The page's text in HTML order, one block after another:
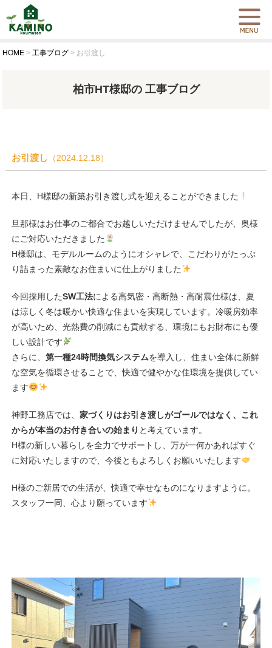
HOME >工事ブログ > お引渡し
柏市HT様邸の 工事ブログ
お引渡し （2024.12.18）
本日、H様邸の新築お引き渡し式を迎えることができました
旦那様はお仕事のご都合でお越しいただけませんでしたが、奥様
にご対応いただきました
H様邸は、モデルルームのようにオシャレで、こだわりがたっぷ
り詰まった素敵なお住まいに仕上がりました
今回採用したSW工法による高気密・高断熱・高耐震仕様は、夏
は涼しく冬は暖かい快適な住まいを実現しています。冷暖房効率
が高いため、光熱費の削減にも貢献する、環境にもお財布にも優
しい設計です
さらに、 第一種24時間換気システムを導入し、住まい全体に新鮮
な空気を循環させることで、快適で健やかな住環境を提供してい
ます
神野工務店では、 家づくりはお引き渡しがゴールではなく、これ
からが本当のお付き合いの始まり と考えています。
H様の新しい暮らしを全力でサポートし、万が一何かあればすぐ
に対応いたしますので、今後ともよろしくお願いいたします
H様のご新居での生活が、快適で幸せなものになりますように。
スタッフ一同、心より願っています